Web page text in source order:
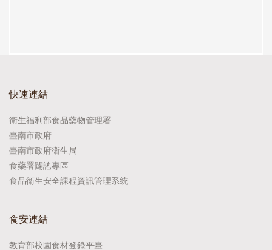
快速連結
衛生福利部食品藥物管理署
臺南市政府
臺南市政府衛生局
食藥署闢謠專區
食品衛生安全課程資訊管理系統
食安連結
教育部校園食材登錄平臺